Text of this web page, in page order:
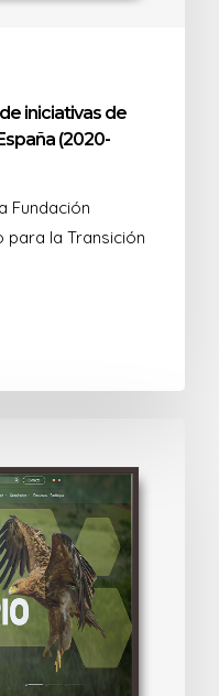
iniciativas de
(2020-
Fundación
para la Transición